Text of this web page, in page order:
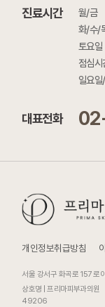
진료시간
월/금
화/수/
토요일
점심시
일요
대표전화
개인정보취급방침
서울 강서구 화곡로 157 로
상호명 | 프리마피부과의원
49206